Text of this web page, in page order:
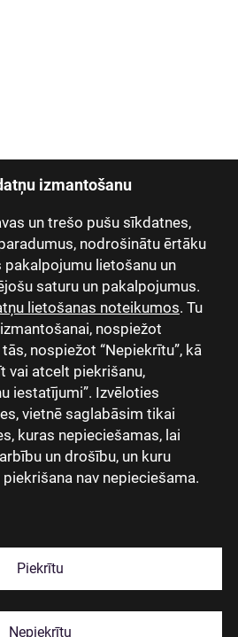
izmantošanu
un trešo pušu sīkdatnes,
nodrošinātu ērtāku
lietošanu un
saturu un pakalpojumus.
lietošanas noteikumos. Tu
nospiežot
nospiežot “Nepiekrītu”, kā
vai atcelt piekrišanu,
iestatījumi”. Izvēloties
vietnē saglabāsim tikai
kuras nepieciešamas, lai
un drošību, un kuru
nav nepieciešama.
Piekrītu
Nepiekrītu